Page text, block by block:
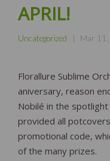
APRIL!
Uncategorized Mar 11,
Florallure Sublime
aniversary, reason
Nobilé in the
provided all
promotional code,
of the many prizes.